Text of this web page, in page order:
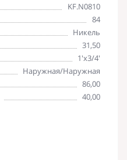
KF.N0810
84
Никель
31,50
1'х3/4'
Наружная/Наружная
86,00
40,00